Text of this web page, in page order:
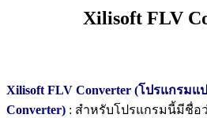
Xilisoft FLV
Xilisoft FLV Converter (โปรแกรมแ
Converter) : สำหรับโปรแกรมนี้มีชื่อ